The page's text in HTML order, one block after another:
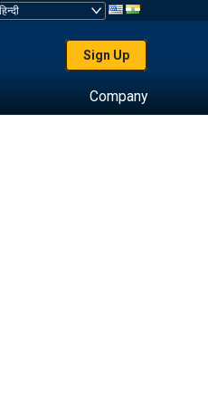
Sign Up
Company